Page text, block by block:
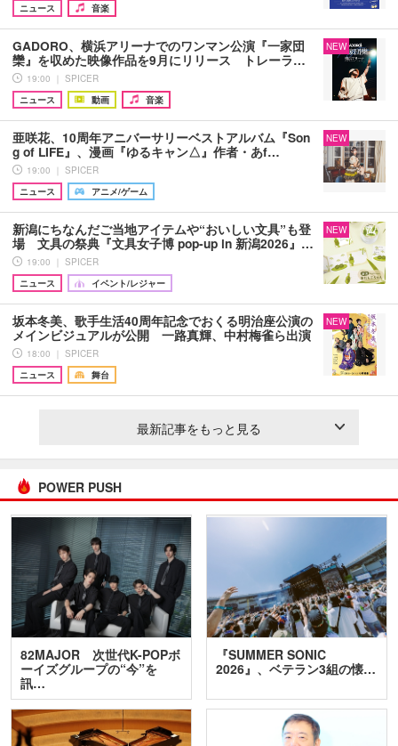
ニュース
音楽
GADORO、横浜アリーナでのワンマン公演『一家団
欒』を収めた映像作品を9月にリリース トレーラ…
19:00 ｜ SPICER
ニュース
動画 音楽
NEW
亜咲花、10周年アニバーサリーベストアルバム『Son
g of LIFE』、漫画『ゆるキャン△』作者・あf…
19:00 ｜ SPICER
ニュース
アニメ/ゲーム
NEW
新潟にちなんだご当地アイテムや“おいしい文具”も登
場 文具の祭典『文具女子博 pop-up in 新潟2026』…
19:00 ｜ SPICER
ニュース
イベント/レジャー
NEW
坂本冬美、歌手生活40周年記念でおくる明治座公演の
メインビジュアルが公開 一路真輝、中村梅雀ら出演
18:00 ｜ SPICER
ニュース
舞台
NEW
最新記事をもっと見る
POWER PUSH
82MAJOR 次世代K-POPボ
ーイズグループの“今”を
訊…
『SUMMER SONIC
2026』、ベテラン3組の懐…